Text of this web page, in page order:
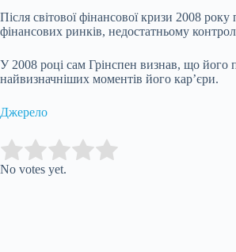
Після світової фінансової кризи 2008
фінансових ринків, недостатньому
У 2008 році сам Грінспен визнав, що його
найвизначніших моментів його кар’єри.
Джерело
Rate this item:
No votes yet.